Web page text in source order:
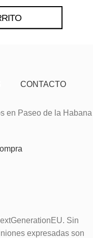
CONTACTO
en Paseo de la Habana
Sin
expresadas son